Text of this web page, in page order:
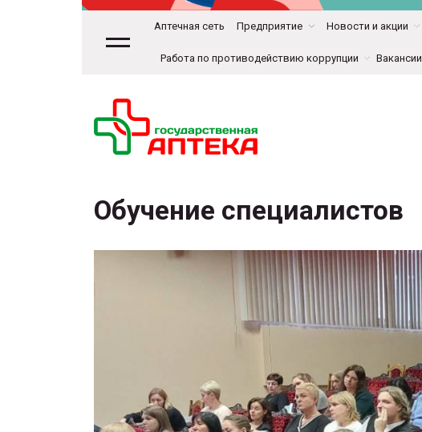
Аптечная сеть Предприятие Новости и акции
Работа по противодействию коррупции Вакансии
Обучение специалистов